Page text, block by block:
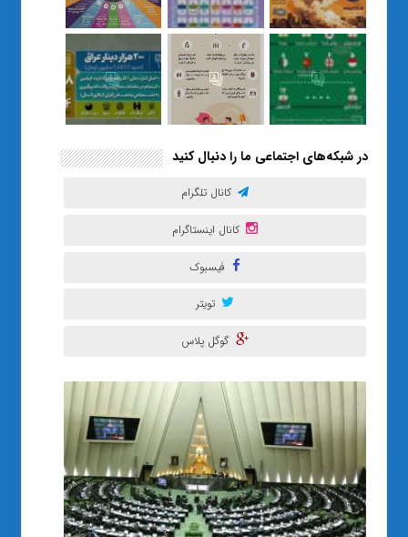
مصنوعی تهران
در شبکه‌های اجتماعی ما را دنبال کنید
کانال تلگرام
کانال اینستاگرام
فیسبوک
تویتر
گوگل پلاس